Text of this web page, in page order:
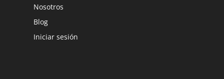
Nosotros
Blog
Iniciar sesión